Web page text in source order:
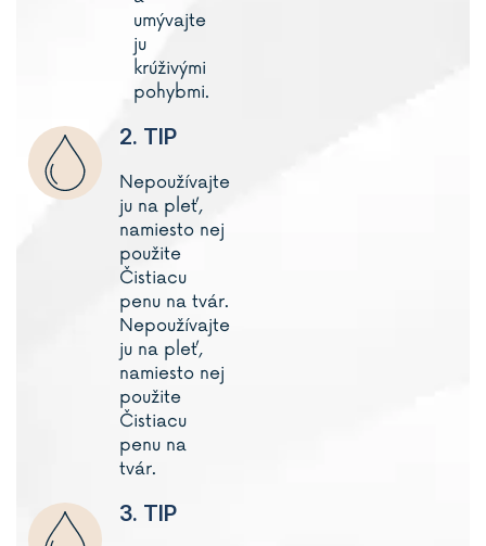
umývajte
ju
krúživými
pohybmi.
2. TIP
Nepoužívajte
ju na pleť,
namiesto nej
použite
Čistiacu
penu na tvár.
Nepoužívajte
ju na pleť,
namiesto nej
použite
Čistiacu
penu na
tvár.
3. TIP